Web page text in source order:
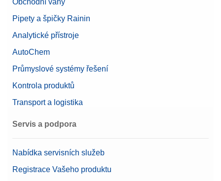
Pipety a špičky Rainin
Analytické přístroje
AutoChem
Průmyslové systémy řešení
Kontrola produktů
Transport a logistika
Servis a podpora
Nabídka servisních služeb
Registrace Vašeho produktu